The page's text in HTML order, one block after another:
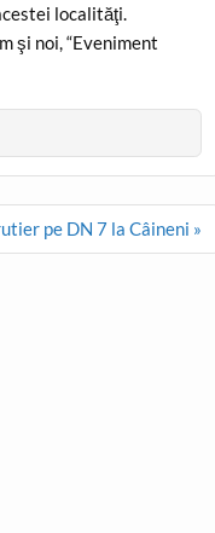
localităţi.
şi noi, “Eveniment
pe DN 7 la Câineni »